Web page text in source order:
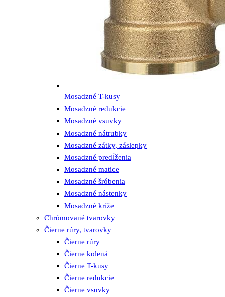
Mosadzné T-kusy
Mosadzné redukcie
Mosadzné vsuvky
Mosadzné nátrubky
Mosadzné zátky, záslepky
Mosadzné predĺženia
Mosadzné matice
Mosadzné šróbenia
Mosadzné nástenky
Mosadzné kríže
Chrómované tvarovky
Čierne rúry, tvarovky
Čierne rúry
Čierne kolená
Čierne T-kusy
Čierne redukcie
Čierne vsuvky